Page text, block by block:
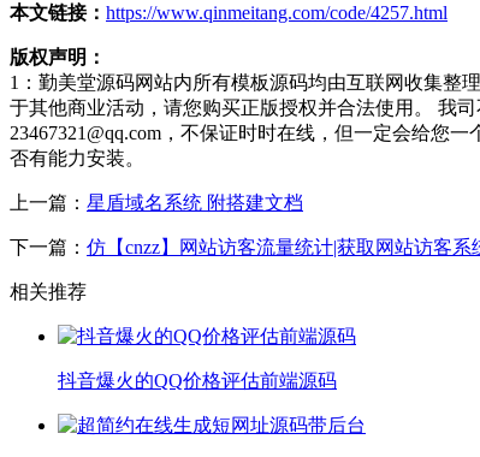
本文链接： https://www.qinmeitang.com/code/4257.html
版权声明：
1：勤美堂源码网站内所有模板源码均由互联网收集整
于其他商业活动，请您购买正版授权并合法使用。 我
23467321@qq.com，不保证时时在线，但一定会给您
否有能力安装。
上一篇： 星盾域名系统 附搭建文档
下一篇： 仿【cnzz】网站访客流量统计|获取网站访客
相关推荐
抖音爆火的QQ价格评估前端源码